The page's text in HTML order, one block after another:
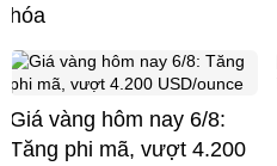
hóa
Giá vàng hôm nay 6/8:
Tăng phi mã, vượt 4.200